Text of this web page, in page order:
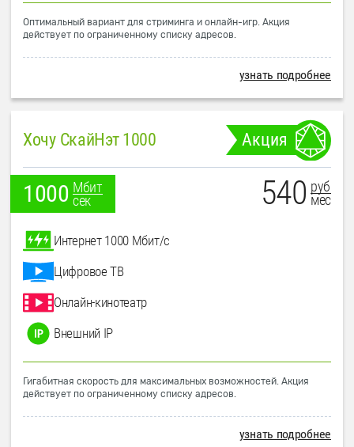
Оптимальный вариант для стриминга и онлайн-игр. Акция
действует по ограниченному списку адресов.
узнать подробнее
Хочу СкайНэт 1000 Акция
1000 Мбит
сек
540 руб
мес
Интернет 1000 Мбит/с
Цифровое ТВ
Онлайн-кинотеатр
Внешний IP
Гигабитная скорость для максимальных возможностей. Акция
действует по ограниченному списку адресов.
узнать подробнее